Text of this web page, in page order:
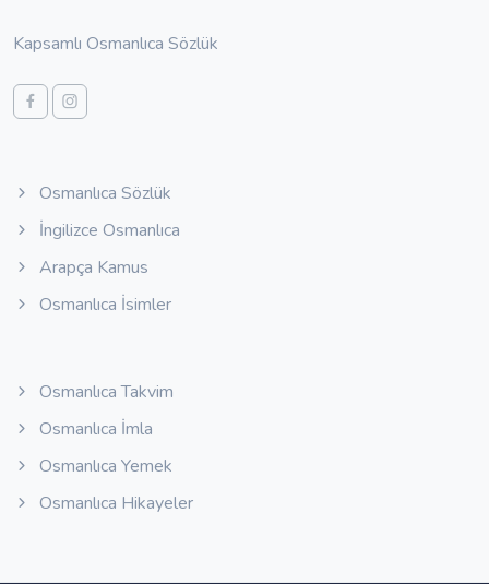
Kapsamlı Osmanlıca Sözlük
Osmanlıca Sözlük
İngilizce Osmanlıca
Arapça Kamus
Osmanlıca İsimler
Osmanlıca Takvim
Osmanlıca İmla
Osmanlıca Yemek
Osmanlıca Hikayeler